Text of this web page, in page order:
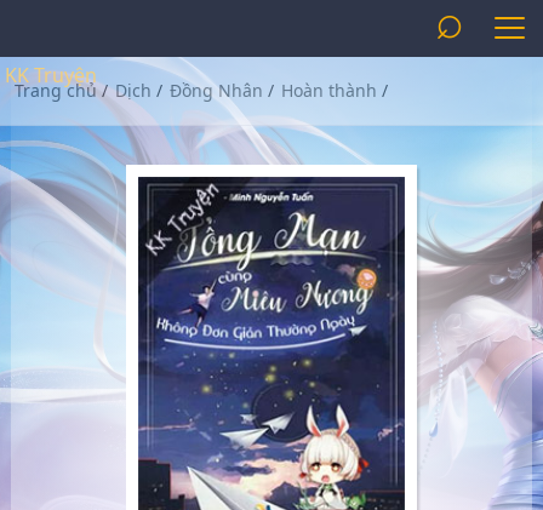
KK Truyện
⌕
Trang chủ/ Dịch / Đồng Nhân / Hoàn thành /